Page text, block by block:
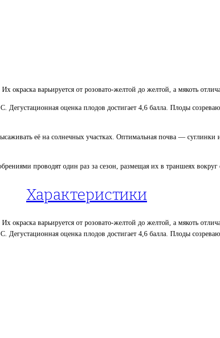
варьируется от розовато-желтой до желтой, а мякоть
оценка плодов достигает 4,6 балла. Плоды
её на солнечных участках. Оптимальная почва —
проводят один раз за сезон, размещая их в траншеях вокруг
Характеристики
варьируется от розовато-желтой до желтой, а мякоть
оценка плодов достигает 4,6 балла. Плоды